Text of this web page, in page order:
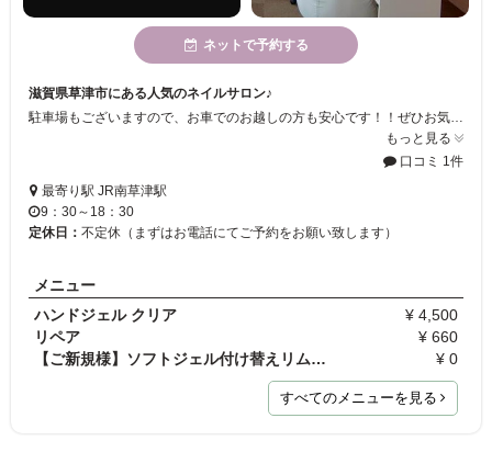
ネットで予約する
滋賀県草津市にある人気のネイルサロン♪
駐車場もございますので、お車でのお越しの方も安心です！！ぜひお気軽にご利用くださいませ☆
もっと見る
口コミ 1件
最寄り駅 JR南草津駅
9：30～18：30
定休日： 不定休（まずはお電話にてご予約をお願い致します）
メニュー
ハンドジェル クリア
¥ 4,500
リペア
¥ 660
【ご新規様】ソフトジェル付け替えリムーブ（10本）
¥ 0
すべてのメニューを見る